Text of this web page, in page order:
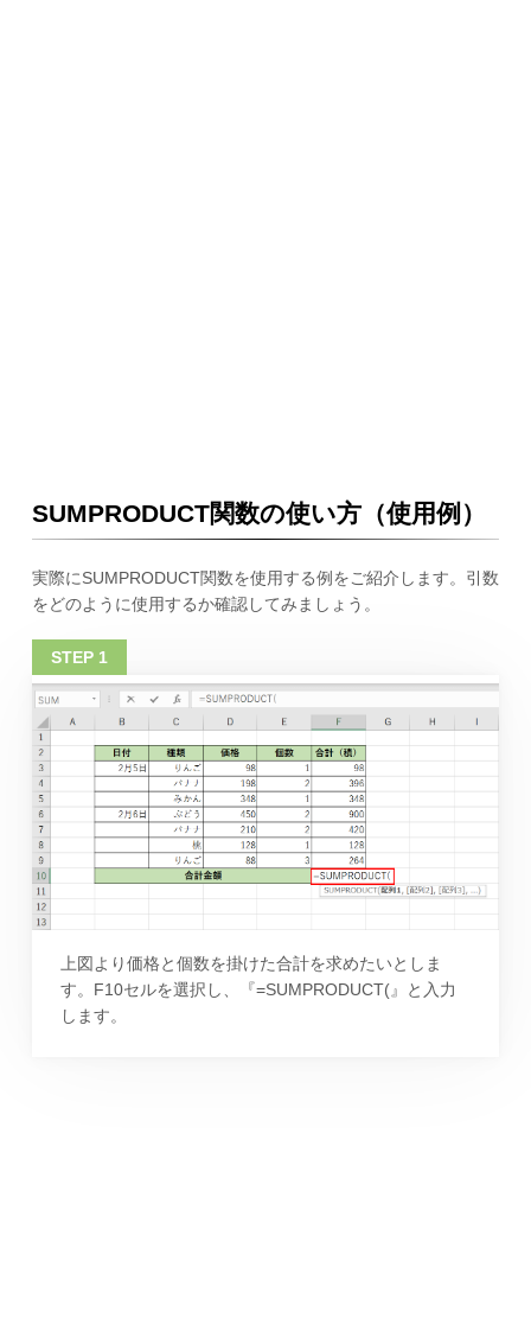
SUMPRODUCT関数の使い方（使用例）
実際にSUMPRODUCT関数を使用する例をご紹介します。引数
をどのように使用するか確認してみましょう。
上図より価格と個数を掛けた合計を求めたいとしま
す。F10セルを選択し、『=SUMPRODUCT(』と入力
します。